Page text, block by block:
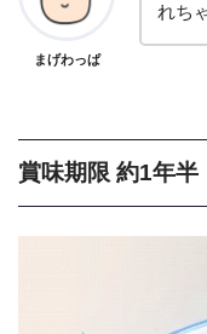
まげわっぱ
れち
賞味期限 約1年半